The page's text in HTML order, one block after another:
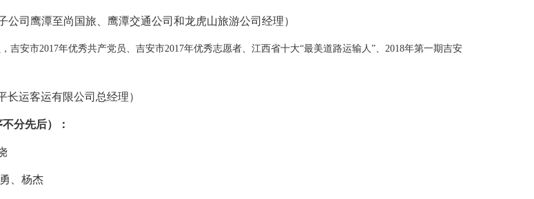
公司鹰潭至尚国旅、鹰潭交通公司和龙虎山旅游公司经理）
吉安市2017年优秀共产党员、吉安市2017年优秀志愿者、江西省十大“最美道路运输人”、2018年第一期吉安
长运客运有限公司总经理）
分先后）：
、杨杰